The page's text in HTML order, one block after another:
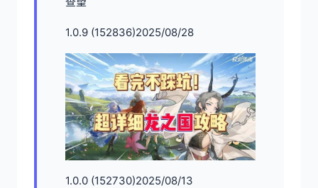
1.0.9 (152836)2025/08/28
1.0.0 (152730)2025/08/13